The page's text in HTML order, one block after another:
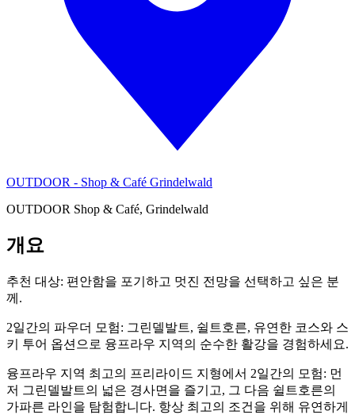
OUTDOOR - Shop & Café Grindelwald
OUTDOOR Shop & Café, Grindelwald
개요
추천 대상: 편안함을 포기하고 멋진 전망을 선택하고 싶은 분
께.
2일간의 파우더 모험: 그린델발트, 쉴트호른, 유연한 코스와 스
키 투어 옵션으로 융프라우 지역의 순수한 활강을 경험하세요.
융프라우 지역 최고의 프리라이드 지형에서 2일간의 모험: 먼
저 그린델발트의 넓은 경사면을 즐기고, 그 다음 쉴트호른의
가파른 라인을 탐험합니다. 항상 최고의 조건을 위해 유연하게